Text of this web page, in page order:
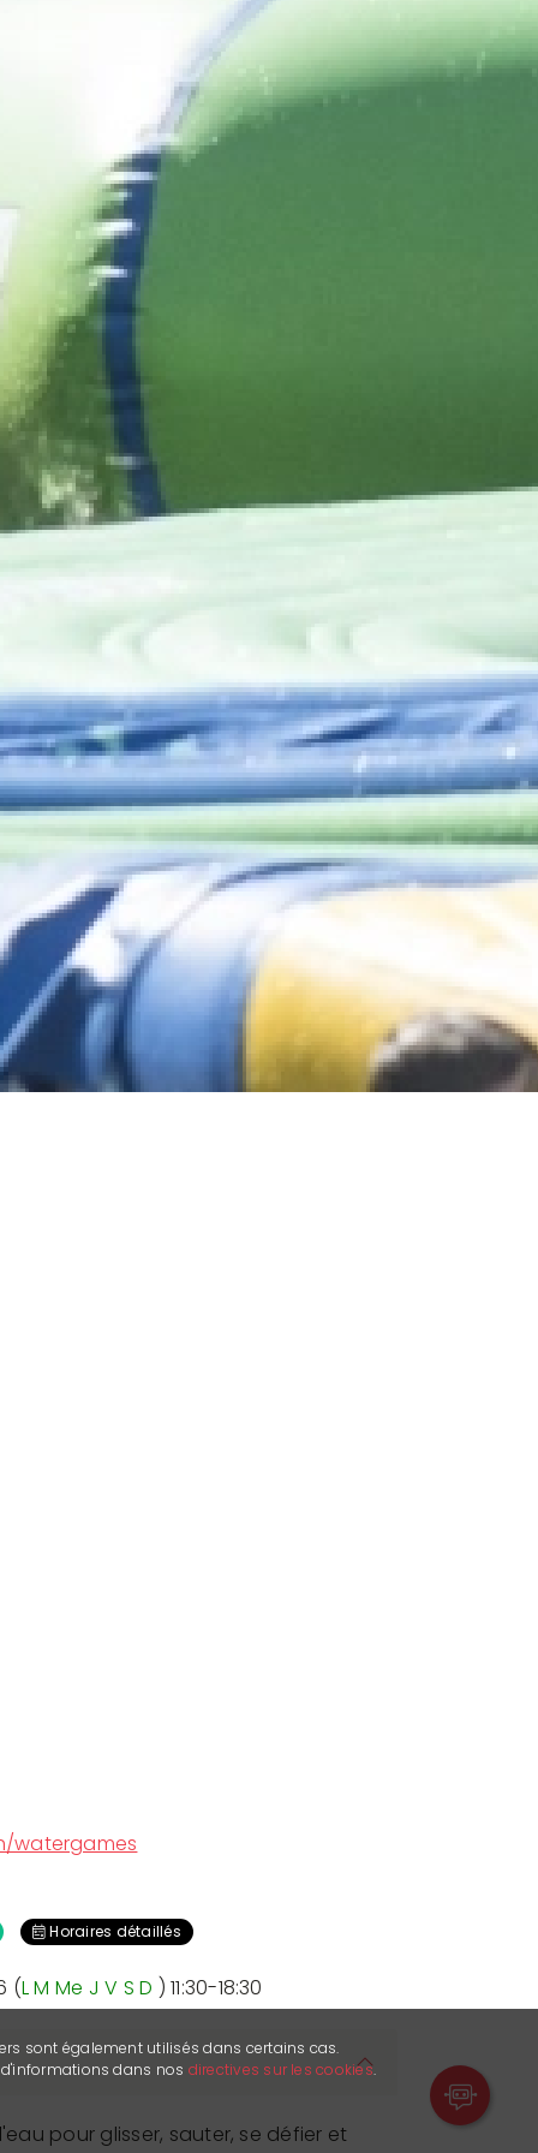
watergames
Horaires détaillés
(LM Me JV SD ) 11:30-18:30
pour glisser, sauter, se défier et
sont également utilisés dans certains cas.
dans nos directives sur les cookies.